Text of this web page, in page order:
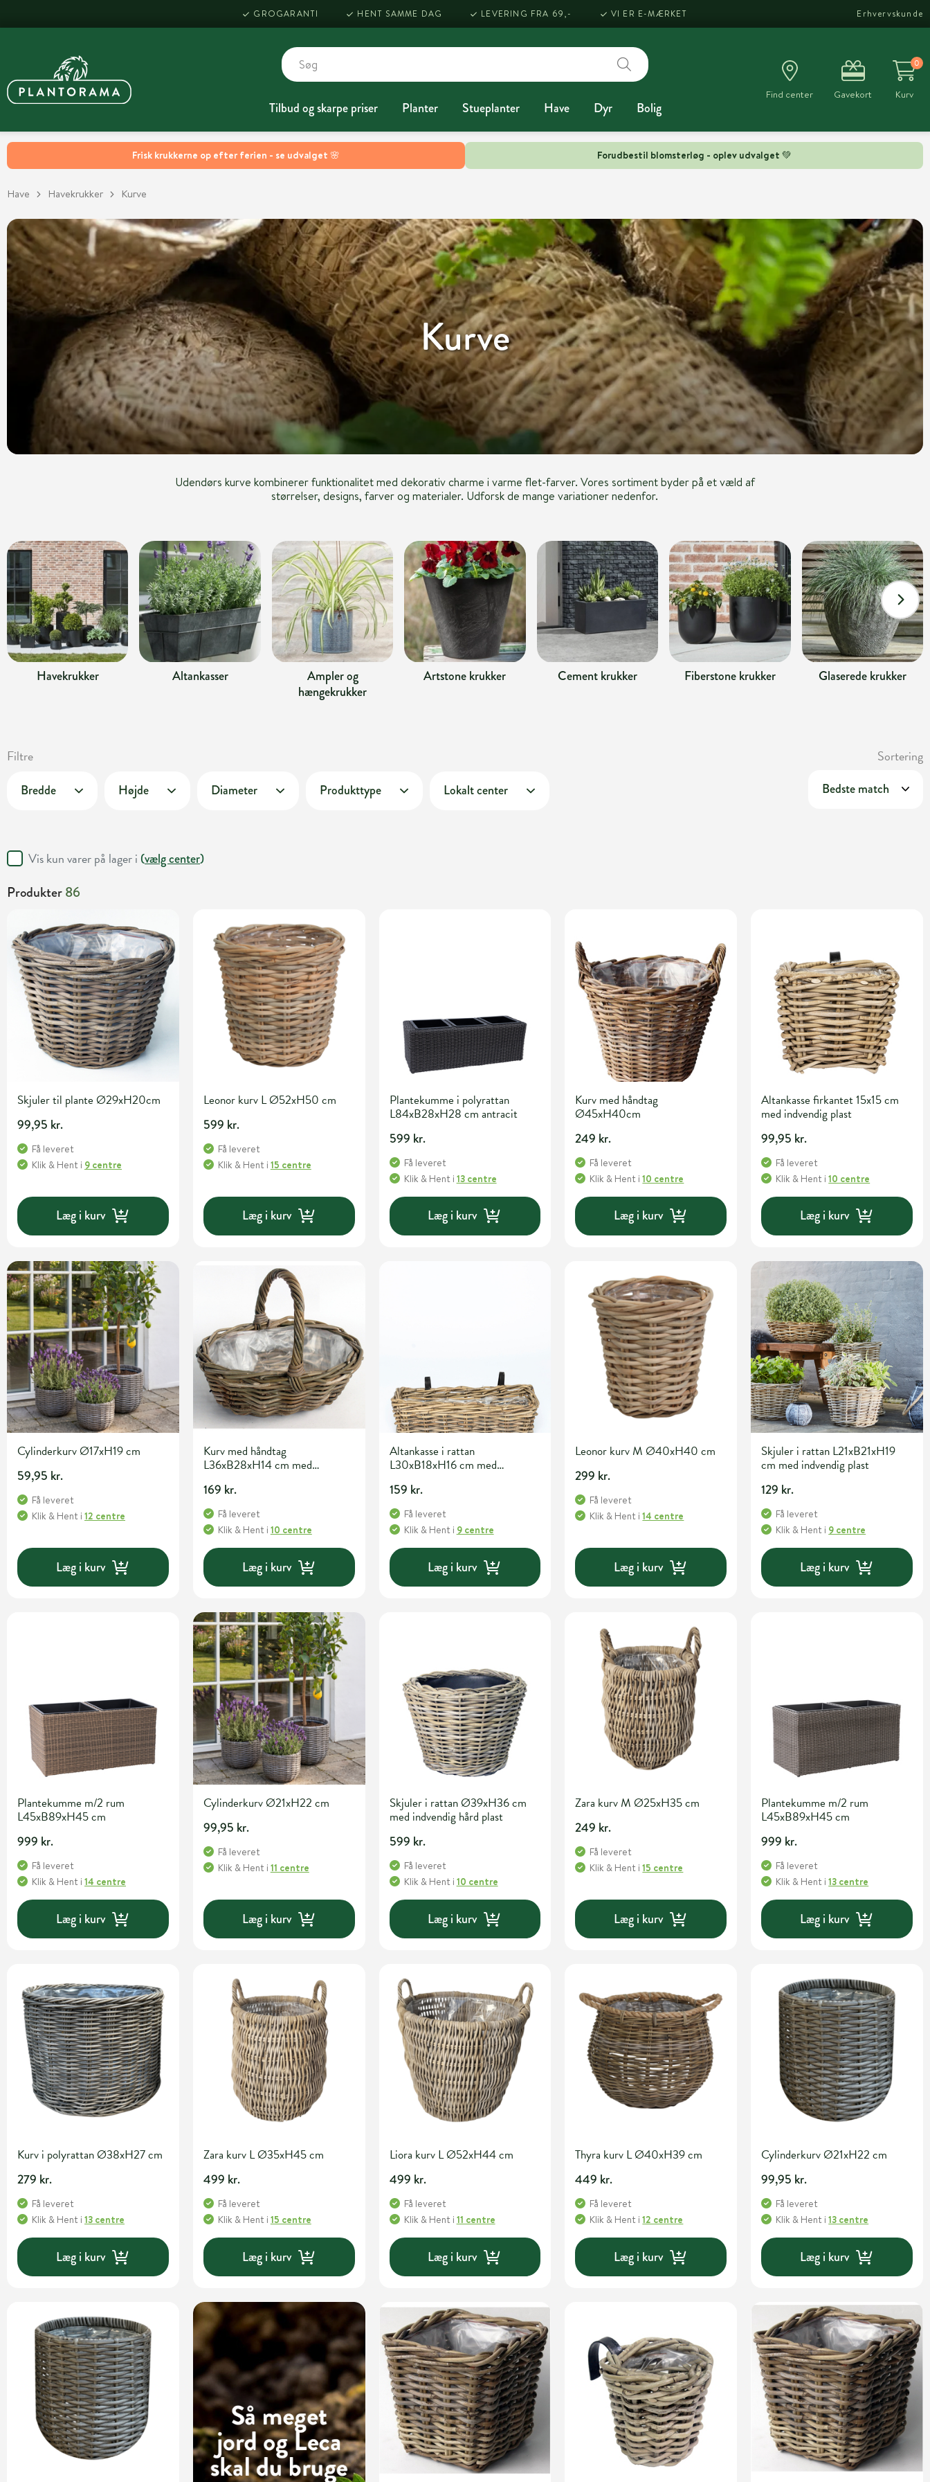
Frisk krukkerne op efter ferien - se udvalget 🌸 Forudbestil blomsterløg - oplev udvalget 💚
GROGARANTI HENT SAMME DAG LEVERING FRA 69,- VI ER E-MÆRKET Erhvervskunde
Tilbud og skarpe priser Planter Stueplanter Have Dyr Bolig
Find center Gavekort
0
Kurv
Have Havekrukker Kurve
Kurve
Udendørs kurve kombinerer funktionalitet med dekorativ charme i varme flet-farver. Vores sortiment byder på et væld af
størrelser, designs, farver og materialer. Udforsk de mange variationer nedenfor.
Havekrukker Altankasser
Ampler og
hængekrukker
Artstone krukker Cement krukker Fiberstone krukker Glaserede krukker
Filtre Sortering
Bredde Højde Diameter Produkttype Lokalt center
Vis kun varer på lager i (vælg center)
Produkter86
Skjuler til plante Ø29xH20cm
99,95 kr.
Få leveret
Klik & Hent i 9 centre
Læg i kurv
Leonor kurv L Ø52xH50 cm
599 kr.
Få leveret
Klik & Hent i 15 centre
Læg i kurv
Plantekumme i polyrattan
L84xB28xH28 cm antracit
599 kr.
Få leveret
Klik & Hent i 13 centre
Læg i kurv
Kurv med håndtag
Ø45xH40cm
249 kr.
Få leveret
Klik & Hent i10 centre
Læg i kurv
Altankasse firkantet 15x15 cm
med indvendig plast
99,95 kr.
Få leveret
Klik & Hent i10 centre
Læg i kurv
Cylinderkurv Ø17xH19 cm
59,95 kr.
Få leveret
Klik & Hent i 12 centre
Læg i kurv
Kurv med håndtag
L36xB28xH14 cm med
169 kr.
Få leveret
Klik & Hent i 10 centre
Læg i kurv
Altankasse i rattan
L30xB18xH16 cm med
159 kr.
Få leveret
Klik & Hent i 9 centre
Læg i kurv
Leonor kurv M Ø40xH40 cm
299 kr.
Få leveret
Klik & Hent i14 centre
Læg i kurv
Skjuler i rattan L21xB21xH19
cm med indvendig plast
129 kr.
Få leveret
Klik & Hent i 9 centre
Læg i kurv
Plantekumme m/2 rum
L45xB89xH45 cm
999 kr.
Få leveret
Klik & Hent i 14 centre
Læg i kurv
Cylinderkurv Ø21xH22 cm
99,95 kr.
Få leveret
Klik & Hent i 11 centre
Læg i kurv
Skjuler i rattan Ø39xH36 cm
med indvendig hård plast
599 kr.
Få leveret
Klik & Hent i 10 centre
Læg i kurv
Zara kurv M Ø25xH35 cm
249 kr.
Få leveret
Klik & Hent i15 centre
Læg i kurv
Plantekumme m/2 rum
L45xB89xH45 cm
999 kr.
Få leveret
Klik & Hent i13 centre
Læg i kurv
Kurv i polyrattan Ø38xH27 cm
279 kr.
Få leveret
Klik & Hent i 13 centre
Læg i kurv
Zara kurv L Ø35xH45 cm
499 kr.
Få leveret
Klik & Hent i 15 centre
Læg i kurv
Liora kurv L Ø52xH44 cm
499 kr.
Få leveret
Klik & Hent i 11 centre
Læg i kurv
Thyra kurv L Ø40xH39 cm
449 kr.
Få leveret
Klik & Hent i12 centre
Læg i kurv
Cylinderkurv Ø21xH22 cm
99,95 kr.
Få leveret
Klik & Hent i13 centre
Læg i kurv